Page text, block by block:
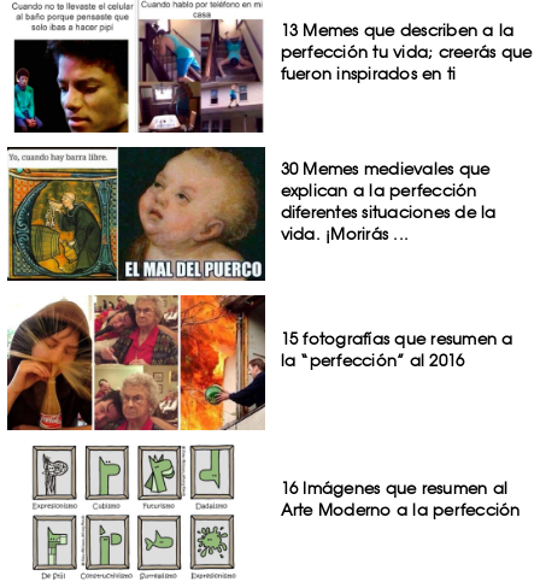
13 Memes que describen a la
perfección tu vida; creerás que
fueron inspirados en ti
30 Memes medievales que
explican a la perfección
diferentes situaciones de la
vida. ¡Morirás ...
15 fotografías que resumen a
la “perfección” al 2016
16 Imágenes que resumen al
Arte Moderno a la perfección